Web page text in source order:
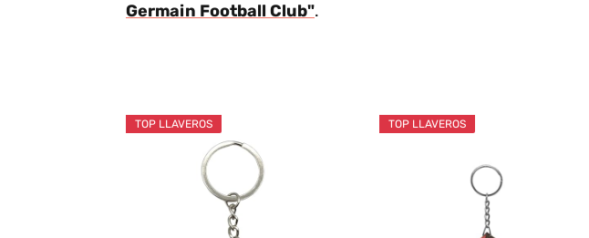
Germain Football Club".
TOP LLAVEROS TOP LLAVEROS